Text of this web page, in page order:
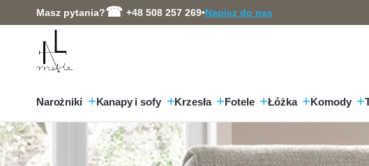
do
Masz pytania? +48 508 257 269•Napisz do nas
Narożniki Kanapy i sofy Krzesła Fotele Łóżka Komody